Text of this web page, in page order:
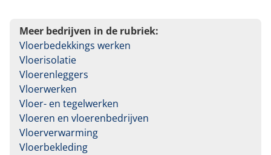
Meer bedrijven in de rubriek:
Vloerbedekkings werken
Vloerisolatie
Vloerenleggers
Vloerwerken
Vloer- en tegelwerken
Vloeren en vloerenbedrijven
Vloerverwarming
Vloerbekleding